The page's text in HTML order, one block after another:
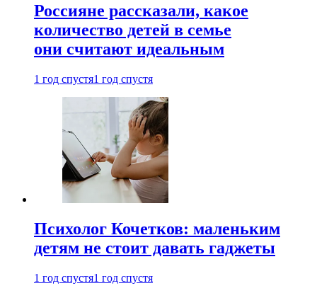
Россияне рассказали, какое
количество детей в семье
они считают идеальным
1 год спустя1 год спустя
Психолог Кочетков: маленьким
детям не стоит давать гаджеты
1 год спустя1 год спустя